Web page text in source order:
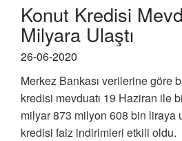
Konut Kredisi
Milyara Ulaştı
26-06-2020
Merkez Bankası verilerine göre
kredisi mevduatı 19 Haziran ile
milyar 873 milyon 608 bin liraya
kredisi faiz indirimleri etkili oldu.